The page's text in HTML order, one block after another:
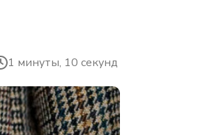
1 минуты, 10 секунд